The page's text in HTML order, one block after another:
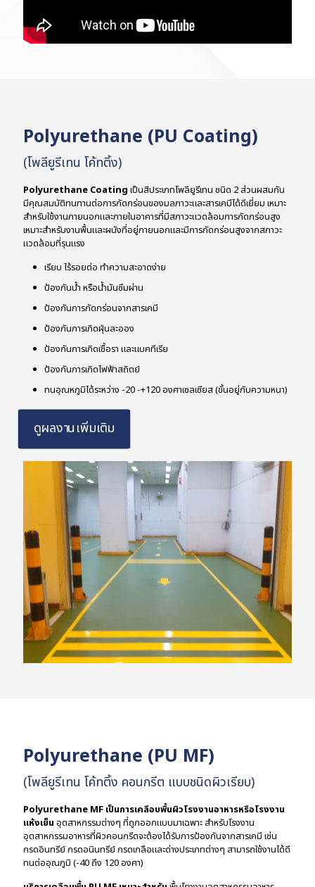
Polyurethane (PU Coating)
(โพลียูรีเทน โค้ทติ้ง)
Polyurethane Coating เป็นสีประเภทโพลียูรีเทน ชนิด 2 ส่วนผสมกัน
มีคุณสมบัติทนทานต่อการกัดกร่อนของมลภาวะและสารเคมีได้ดีเยี่ยม เหมาะ
สำหรับใช้งานภายนอกและภายในอาคารที่มีสภาวะแวดล้อมการกัดกร่อนสูง
เหมาะสำหรับงานพื้นและผนังที่อยู่ภายนอกและมีการกัดกร่อนสูงจากสภาวะ
แวดล้อมที่รุนแรง
เรียบ ไร้รอยต่อ ทำความสะอาดง่าย
ป้องกันน้ำ หรือน้ำมันซึมผ่าน
ป้องกันการกัดกร่อนจากสารเคมี
ป้องกันการเกิดฝุ่นละออง
ป้องกันการเกิดเชื้อรา และแบคทีเรีย
ป้องกันการเกิดไฟฟ้าสถิตย์
ทนอุณหภูมิได้ระหว่าง -20 -+120 องศาเซลเซียส (ขั้นอยู่กับความหนา)
ดูผลงานเพิ่มเติม
Polyurethane (PU MF)
(โพลียูรีเทน โค้ทติ้ง คอนกรีต แบบชนิดผิวเรียบ)
Polyurethane MF เป็นการเคลือบพื้นผิวโรงงานอาหารหรือโรงงาน
แห้งเย็น อุตสาหกรรมต่างๆ ที่ถูกออกแบบมาเฉพาะ สำหรับโรงงาน
อุตสาหกรรมอาหารที่ผิวคอนกรีตจะต้องได้รับการป้องกันจากสารเคมี เช่น
กรดอินทรีย์ กรดอนินทรีย์ กรดเกลือและด่างประเภทต่างๆ สามารถใช้งานได้ดี
ทนต่ออุณภูมิ (-40 ถึง 120 องศา)